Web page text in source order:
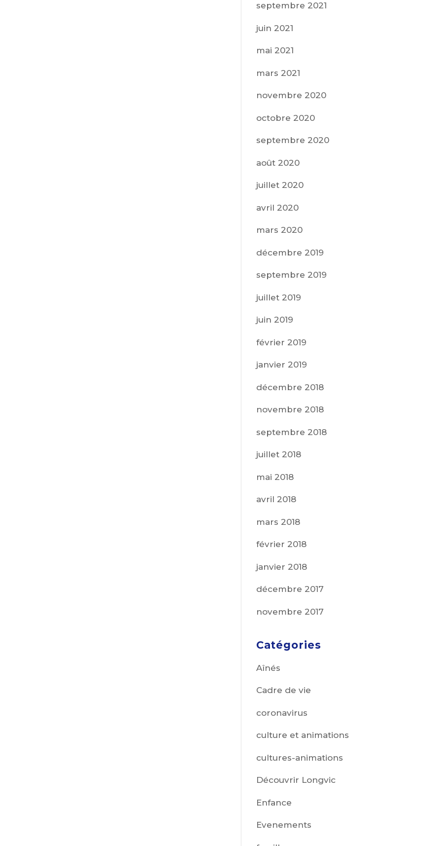
septembre 2021
juin 2021
mai 2021
mars 2021
novembre 2020
octobre 2020
septembre 2020
août 2020
juillet 2020
avril 2020
mars 2020
décembre 2019
septembre 2019
juillet 2019
juin 2019
février 2019
janvier 2019
décembre 2018
novembre 2018
septembre 2018
juillet 2018
mai 2018
avril 2018
mars 2018
février 2018
janvier 2018
décembre 2017
novembre 2017
Catégories
Aînés
Cadre de vie
coronavirus
culture et animations
cultures-animations
Découvrir Longvic
Enfance
Evenements